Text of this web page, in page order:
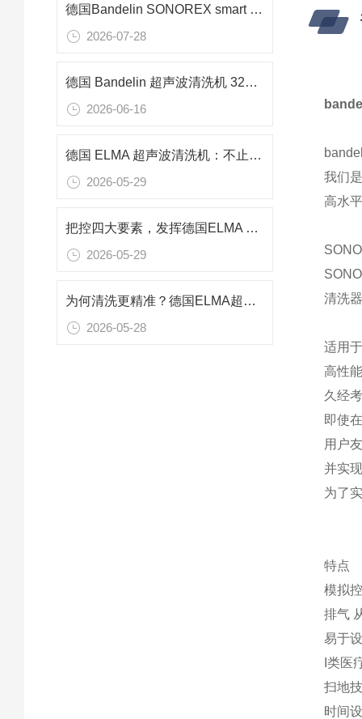
德国Bandelin SONOREX smart ST 510 H 超声波清洗机在光学组件清洗中的应用
2026-07-28
德国 Bandelin 超声波清洗机 3220 功率240w 频率37KHZ用于零件清洗
2026-06-16
德国 ELMA 超声波清洗机：不止清洁，空化技术多元应用解析
2026-05-29
把控四大要素，发挥德国ELMA 超声波清洗机的最佳性能
2026-05-29
为何清洗更精准？德国ELMA超声波清洗机可控超声空化结构的动态调控
2026-05-28
我们
高水
清洗
适用
高性
久经
即使
用户
并实
为了
特点
模拟
排气
易于
I类医
扫地
时间